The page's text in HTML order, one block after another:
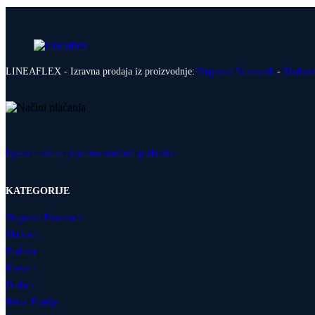
LINEAFLEX - Izravna prodaja iz proizvodnje: Negorivi Proizvodi - Madraci
Izjava o zaštiti prijenosa osobnih podataka
KATEGORIJE
Negorivi Proizvodi
Madraci
Podnice
Kreveti
Dodaci
Relax Fotelje